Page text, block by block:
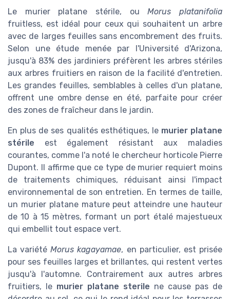
Le murier platane stérile, ouMorus platanifolia
fruitless, est idéal pour ceux qui souhaitent un arbre
avec de larges feuilles sans encombrement des fruits.
Selon une étude menée par l'Université d'Arizona,
jusqu'à 83% des jardiniers préfèrent les arbres stériles
aux arbres fruitiers en raison de la facilité d'entretien.
Les grandes feuilles, semblables à celles d'un platane,
offrent une ombre dense en été, parfaite pour créer
des zones de fraîcheur dans le jardin.
En plus de ses qualités esthétiques, le murier platane
stérile est également résistant aux maladies
courantes, comme l'a noté le chercheur horticole Pierre
Dupont. Il affirme que ce type de murier requiert moins
de traitements chimiques, réduisant ainsi l'impact
environnemental de son entretien. En termes de taille,
un murier platane mature peut atteindre une hauteur
de 10 à 15 mètres, formant un port étalé majestueux
qui embellit tout espace vert.
La variétéMorus kagayamae, en particulier, est prisée
pour ses feuilles larges et brillantes, qui restent vertes
jusqu'à l'automne. Contrairement aux autres arbres
fruitiers, le murier platane sterile ne cause pas de